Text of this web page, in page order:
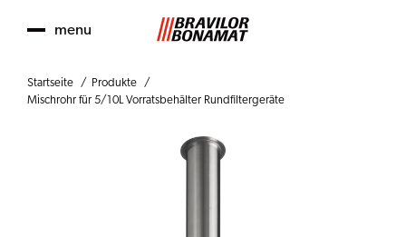
menu
Startseite
Produkte
Mischrohr für 5/10L Vorratsbehälter Rundfiltergeräte